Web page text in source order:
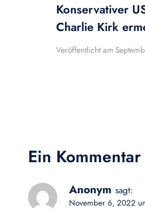
Konservativer
Charlie Kirk
Veröffentlicht am
Ein Kommentar
Anonym sagt:
November 6, 2022